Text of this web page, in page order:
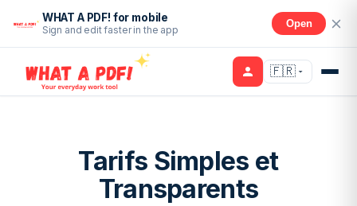
WHAT A PDF! for mobile
Sign and edit faster in the app
Open
🇫🇷
Tarifs Simples et
Transparents